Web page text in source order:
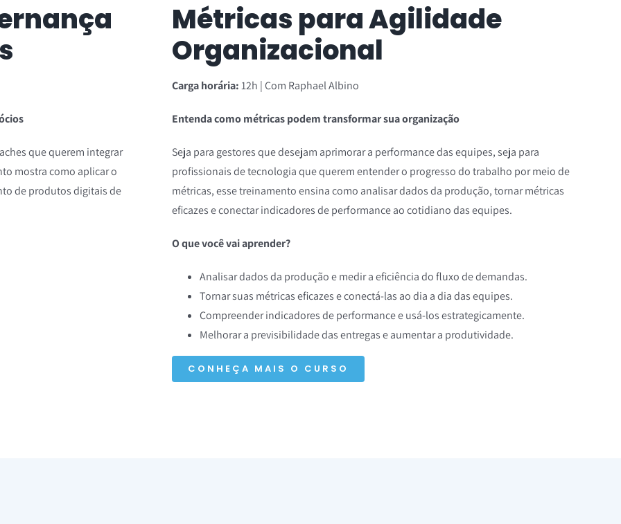
que querem integrar
mostra como aplicar o
de produtos digitais de
Métricas para Agilidade
Organizacional
Carga horária:12h | Com Raphael Albino
Entenda como métricas podem transformar sua organização
Seja para gestores que desejam aprimorar a performance das equipes, seja para
profissionais de tecnologia que querem entender o progresso do trabalho por meio de
métricas, esse treinamento ensina como analisar dados da produção, tornar métricas
eficazes e conectar indicadores de performance ao cotidiano das equipes.
O que você vai aprender?
Analisar dados da produção e medir a eficiência do fluxo de demandas.
Tornar suas métricas eficazes e conectá-las ao dia a dia das equipes.
Compreender indicadores de performance e usá-los estrategicamente.
Melhorar a previsibilidade das entregas e aumentar a produtividade.
CONHEÇA MAIS O CURSO